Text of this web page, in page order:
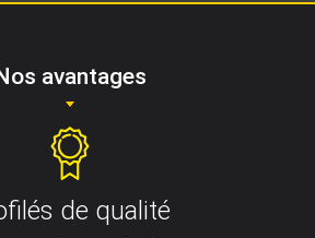
avantages
de qualité